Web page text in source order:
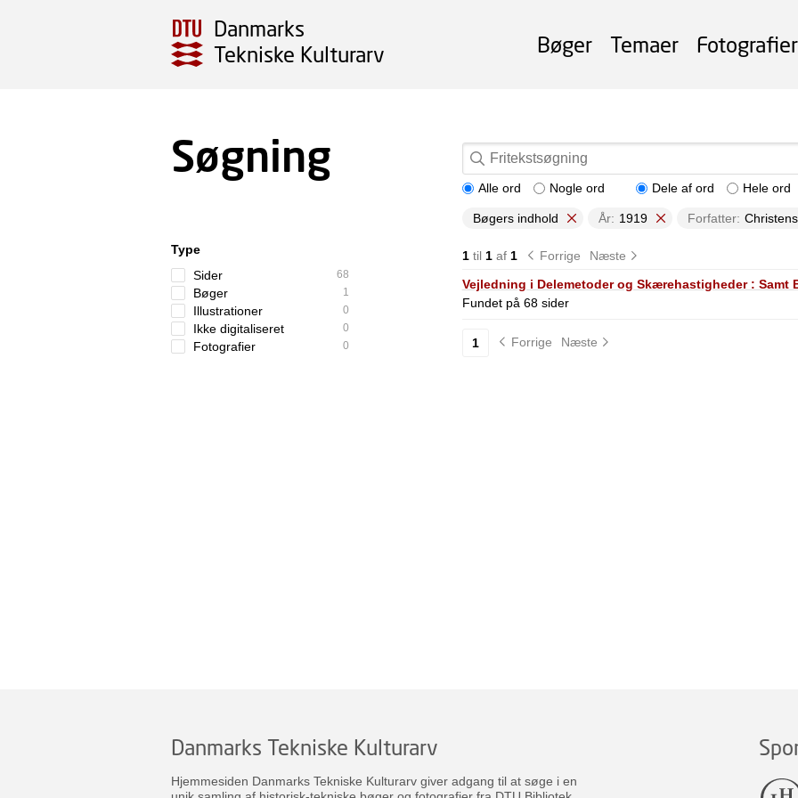
Danmarks
Tekniske Kulturarv
Bøger Temaer Fotografier
Søgning
Alle ord Nogle ord Dele af ord Hele ord
Bøgers indhold År: 1919 Forfatter:
Type
Sider
68
Bøger 1
Illustrationer 0
Ikke digitaliseret 0
Fotografier 0
1til 1af 1 Forrige
Næste
Vejledning i Delemetoder og Skærehastigheder : Samt
Fundet på 68 sider
1 Forrige Næste
Danmarks Tekniske Kulturarv
Hjemmesiden Danmarks Tekniske Kulturarv giver adgang til at søge i en